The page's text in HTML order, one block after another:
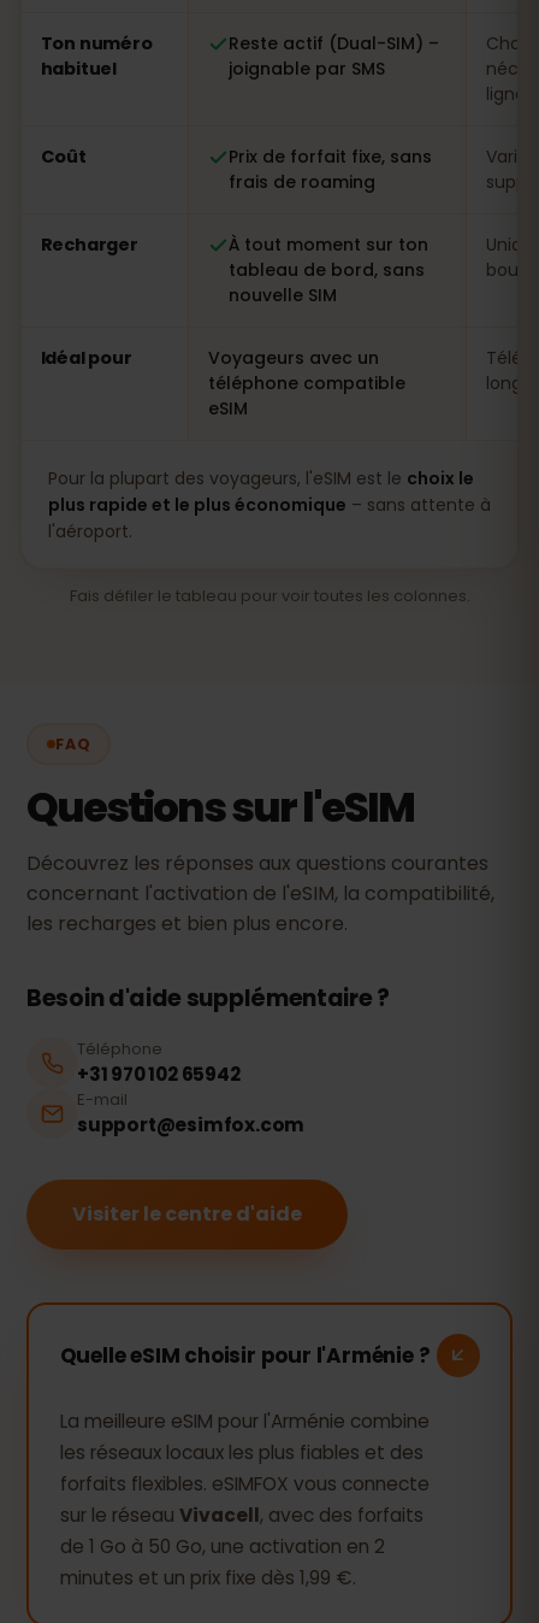
Ton numéro
habituel
Reste actif (Dual-SIM) –
joignable par SMS
ligne
Coût
Prix de forfait fixe, sans
frais de roaming
Recharger
À tout moment sur ton
tableau de bord, sans
nouvelle SIM
Idéal pour
Voyageurs avec un
téléphone compatible
eSIM
longs
Pour la plupart des voyageurs, l'eSIM est le choix le
plus rapide et le plus économique – sans attente à
l'aéroport.
Fais défiler le tableau pour voir toutes les colonnes.
FAQ
Questions sur l'eSIM
Découvrez les réponses aux questions courantes
concernant l'activation de l'eSIM, la compatibilité,
les recharges et bien plus encore.
Besoin d'aide supplémentaire ?
Téléphone
+31 970 102 65942
E-mail
support@esimfox.com
Visiter le centre d'aide
Quelle eSIM choisir pour l'Arménie ?
La meilleure eSIM pour l'Arménie combine
les réseaux locaux les plus fiables et des
forfaits flexibles. eSIMFOX vous connecte
sur le réseau Vivacell, avec des forfaits
de 1 Go à 50 Go, une activation en 2
minutes et un prix fixe dès 1,99 €.